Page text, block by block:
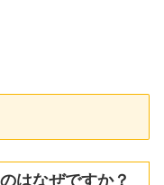
はなぜですか？